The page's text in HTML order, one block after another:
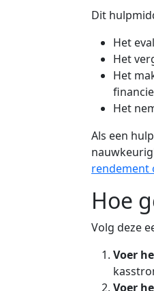
Dit
Het
Het
Het
Het
Als een
rendement
Hoe
Volg deze
Voer
Voer